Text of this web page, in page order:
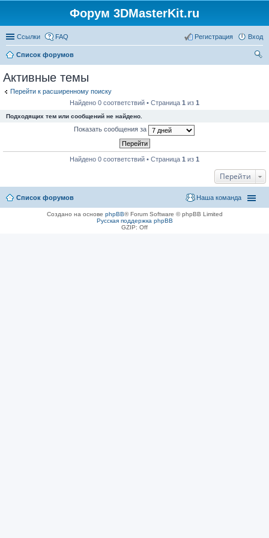
Форум 3DMasterKit.ru
Ссылки FAQ Вход
Регистрация
Список форумов
Активные темы
Перейти к расширенному поиску
Найдено 0 соответствий • Страница 1 из 1
Подходящих тем или сообщений не найдено.
Показать сообщения за
Найдено 0 соответствий • Страница 1 из 1
Перейти
Список форумов Наша команда
Создано на основе phpBB® Forum Software © phpBB Limited
Русская поддержка phpBB
GZIP: Off